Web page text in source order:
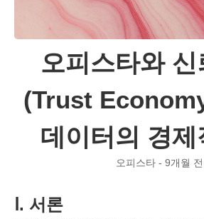
오피스타와 신
(Trust
데이터의 경제
오피스타 - 9개월 전
Ⅰ. 서론